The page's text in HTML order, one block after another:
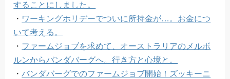
することにしました。
・ ワーキングホリデーでついに所持金が…。お金につ
いて考える。
・ ファームジョブを求めて、オーストラリアのメルボ
ルンからバンダバーグへ。行き方と心境と。
・バンダバーグでのファームジョブ開始！ズッキーニ